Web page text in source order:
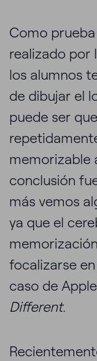
Como
realizado por
los alumnos
de dibujar el
puede ser
memorizable
conclusión
más vemos
ya que el
focalizarse
caso de
Different.